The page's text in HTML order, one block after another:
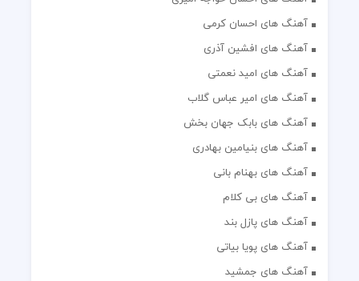
آهنگ های احسان کرمی
آهنگ های افشین آذری
آهنگ های امید نعمتی
آهنگ های امیر عباس گلاب
آهنگ های بابک جهان بخش
آهنگ های بنیامین بهادری
آهنگ های بهنام بانی
آهنگ های بی کلام
آهنگ های پازل بند
آهنگ های پویا بیاتی
آهنگ های جمشید